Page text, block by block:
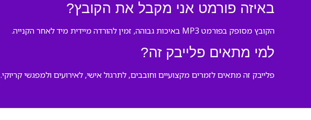
באיזה פורמט אני מקבל את הקובץ?
הקובץ מסופק בפורמט MP3 באיכות גבוהה, זמין להורדה מיידית מיד לאחר הקנייה.
למי מתאים פלייבק זה?
פלייבק זה מתאים לזמרים מקצועיים וחובבים, לתרגול אישי, לאירועים ולמפגשי קריוקי.